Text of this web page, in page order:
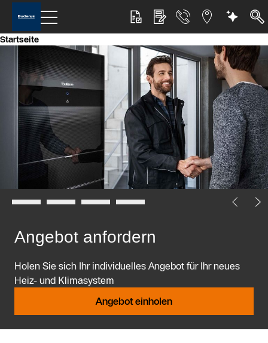
Startseite
Slider Bildergalerie
Als Liste anzeigen
Slider Überspringen
Angebot anfordern
Holen Sie sich Ihr individuelles Angebot für Ihr neues
Heiz- und Klimasystem
Angebot einholen